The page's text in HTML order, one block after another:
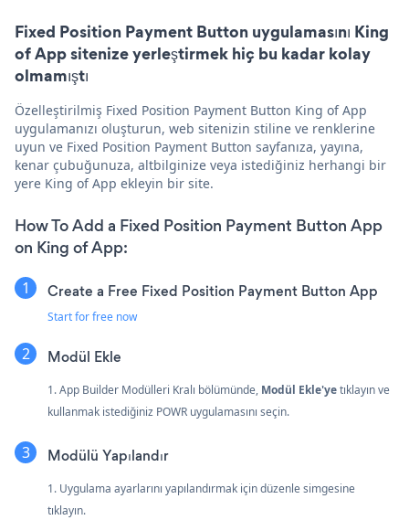
Fixed Position Payment Button uygulamasını King
of App sitenize yerleştirmek hiç bu kadar kolay
olmamıştı
Özelleştirilmiş Fixed Position Payment Button King of App
uygulamanızı oluşturun, web sitenizin stiline ve renklerine
uyun ve Fixed Position Payment Button sayfanıza, yayına,
kenar çubuğunuza, altbilginize veya istediğiniz herhangi bir
yere King of App ekleyin bir site.
How To Add a Fixed Position Payment Button App
on King of App:
Create a Free Fixed Position Payment Button App
Start for free now
Modül Ekle
1. App Builder Modülleri Kralı bölümünde, Modül Ekle'yetıklayın ve
kullanmak istediğiniz POWR uygulamasını seçin.
Modülü Yapılandır
1. Uygulama ayarlarını yapılandırmak için düzenle simgesine
tıklayın.